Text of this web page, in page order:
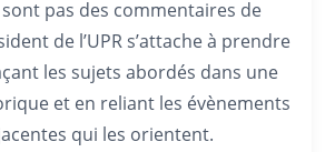
pas des commentaires de
de l’UPR s’attache à prendre
les sujets abordés dans une
et en reliant les évènements
qui les orientent.